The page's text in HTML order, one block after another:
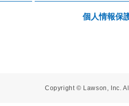
個人情報保
Copyright © Lawson, Inc.